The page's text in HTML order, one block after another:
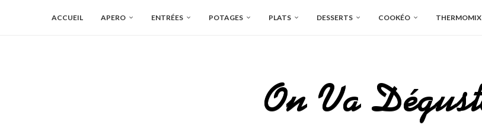
ACCUEIL APERO ENTRÉES POTAGES PLATS DESSERTS COOKÉO THERMOMIX